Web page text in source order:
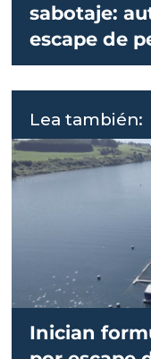
sabotaje:
escape de
Lea también:
Inician